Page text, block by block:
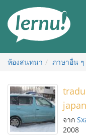
สารบัญ
ห้องสนทนา ภาษาอื่น ๆ
จาก
2008